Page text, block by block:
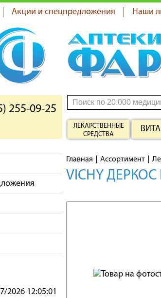
Акции и спецпредложения Наши
255-09-25
ЛЕКАРСТВЕННЫЕ
СРЕДСТВА
2026 12:05:01
Главная Ассортимент
VICHY